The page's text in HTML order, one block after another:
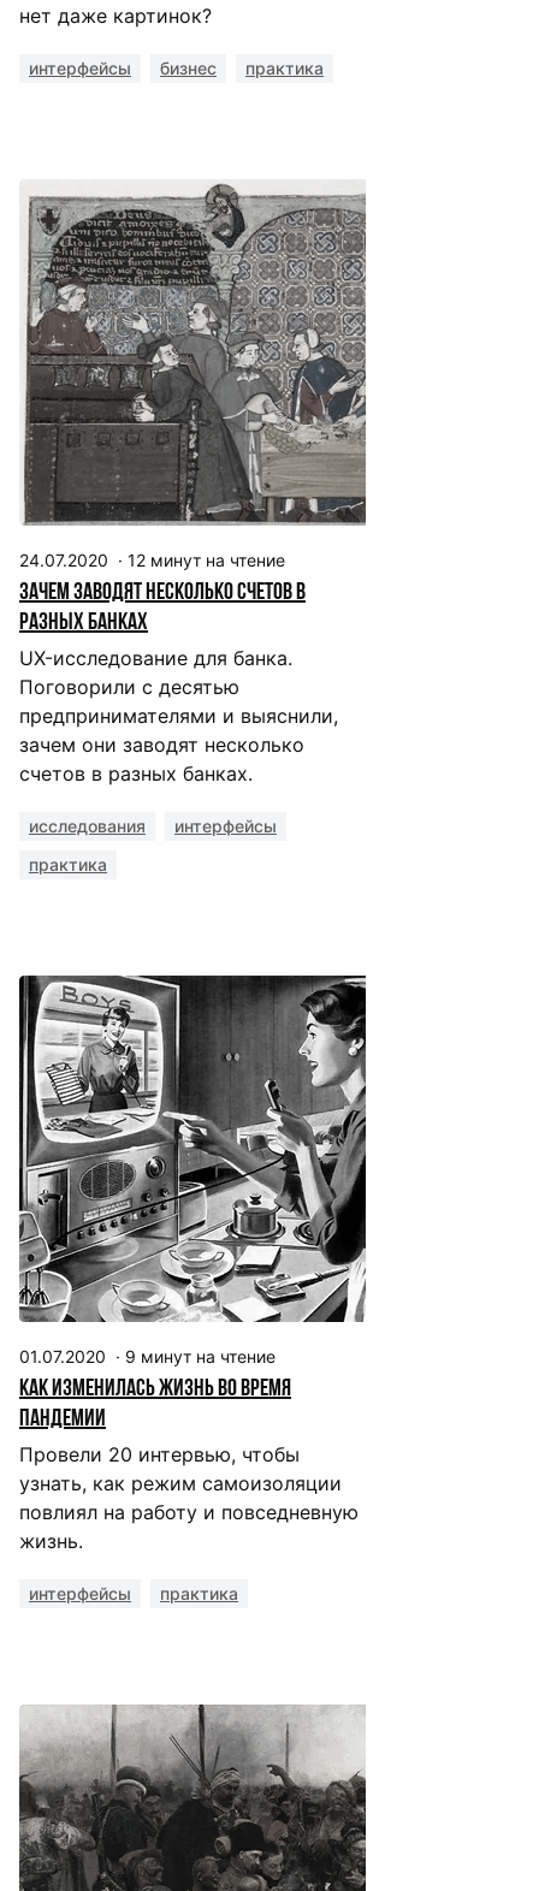
нет даже картинок?
интерфейсы бизнес практика
24.07.2020 · 12 минут на чтение
Зачем заводят несколько счетов в
разных банках
UX-исследование для банка.
Поговорили с десятью
предпринимателями и выяснили,
зачем они заводят несколько
счетов в разных банках.
исследования
интерфейсы
практика
01.07.2020 · 9 минут на чтение
Как изменилась жизнь во время
пандемии
Провели 20 интервью, чтобы
узнать, как режим самоизоляции
повлиял на работу и повседневную
жизнь.
интерфейсы практика